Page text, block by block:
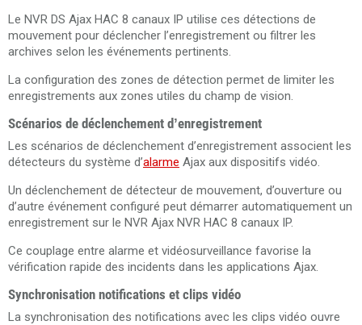
Le NVR DS Ajax HAC 8 canaux IP utilise ces détections de
mouvement pour déclencher l’enregistrement ou filtrer les
archives selon les événements pertinents.
La configuration des zones de détection permet de limiter les
enregistrements aux zones utiles du champ de vision.
Scénarios de déclenchement d’enregistrement
Les scénarios de déclenchement d’enregistrement associent les
détecteurs du système d’alarme Ajax aux dispositifs vidéo.
Un déclenchement de détecteur de mouvement, d’ouverture ou
d’autre événement configuré peut démarrer automatiquement un
enregistrement sur le NVR Ajax NVR HAC 8 canaux IP.
Ce couplage entre alarme et vidéosurveillance favorise la
vérification rapide des incidents dans les applications Ajax.
Synchronisation notifications et clips vidéo
La synchronisation des notifications avec les clips vidéo ouvre